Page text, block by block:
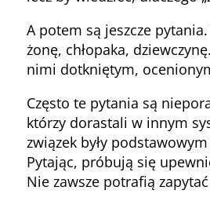
A potem są jeszcze
żonę, chłopaka,
nimi dotkniętym,
Często te pytania są
którzy dorastali w innym
związek były
Pytając, próbują się
Nie zawsze potrafią